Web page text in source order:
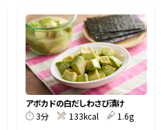
ヤマキ 割烹白だし
アボカドの白だしわさび漬け
3分
133kcal 1.6g